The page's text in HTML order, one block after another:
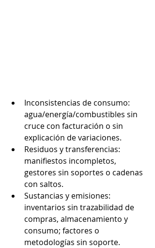
Inconsistencias de consumo:
agua/energía/combustibles sin
cruce con facturación o sin
explicación de variaciones.
Residuos y transferencias:
manifiestos incompletos,
gestores sin soportes o cadenas
con saltos.
Sustancias y emisiones:
inventarios sin trazabilidad de
compras, almacenamiento y
consumo; factores o
metodologías sin soporte.